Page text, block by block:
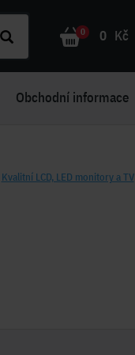
0 0 Kč
Obchodní informace
Kvalitní LCD, LED monitory a TV